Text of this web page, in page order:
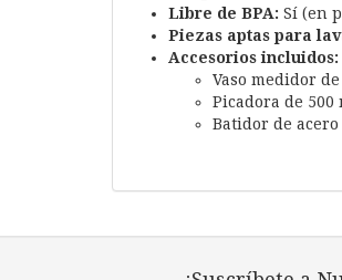
Libre de BPA: Sí (en
Piezas aptas para
Accesorios incluidos:
Vaso medidor de
Picadora de 500
Batidor de